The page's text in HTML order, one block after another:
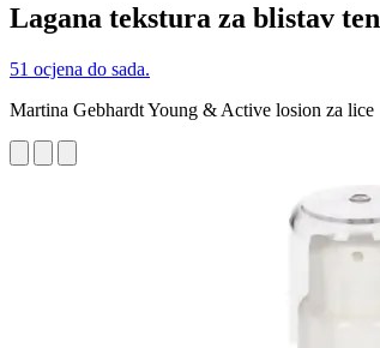
Lagana tekstura za blistav ten
51 ocjena do sada.
Martina Gebhardt Young & Active losion za lice